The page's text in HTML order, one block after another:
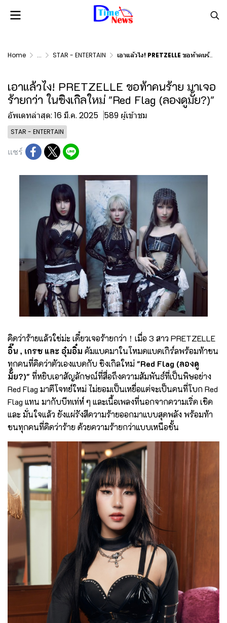
Home ... STAR - ENTERTAIN เอาแล้วไง! PRETZELLE ขอท้าคนร้าย มาเจอร้ายกว่า ในซิงเกิลใหม่ "Red Flag (ลองดูมั้ย?)"
เอาแล้วไง! PRETZELLE ขอท้าคนร้าย มาเจอ
ร้ายกว่า ในซิงเกิลใหม่ "Red Flag (ลองดูมั้ย?)"
อัพเดทล่าสุด: 16 มี.ค. 2025 589 ผู้เข้าชม
STAR - ENTERTAIN
แชร์
คิดว่าร้ายแล้วใช่ม่ะ เดี๋ยวเจอร้ายกว่า！เมื่อ 3 สาว PRETZELLE
อิ๊น , เกรซ และ อุ๋มอิ๋ม คัมแบคมาในโหมดแบดเกิร์ลพร้อมท้าชน
ทุกคนที่คิดว่าตัวเองแบดกับ ซิงเกิลใหม่"Red Flag (ลองดู
มั้ย?)" ที่หยิบเอาสัญลักษณ์ที่สื่อถึงความสัมพันธ์ที่เป็นพิษอย่าง
Red Flag มาตีโจทย์ใหม่ ไม่ยอมเป็นเหยื่อแต่จะเป็นคนที่โบก Red
Flag แทน มากับบีทเท่ห์ ๆ และเนื้อเพลงที่นอกจากความเริ่ด เชิด
และ มั่นใจแล้ว ยังแผ่รังสีความร้ายออกมาแบบสุดพลัง พร้อมท้า
ชนทุกคนที่คิดว่าร้าย ด้วยความร้ายกว่าแบบเหนือชั้น